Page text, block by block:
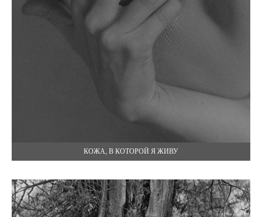
КОЖА, В КОТОРОЙ Я ЖИВУ